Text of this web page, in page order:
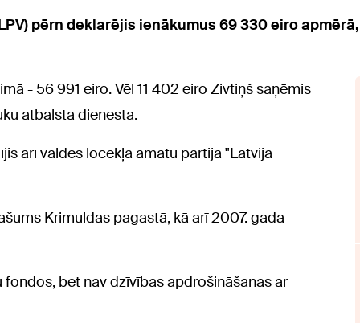
pērn deklarējis ienākumus 69 330 eiro
- 56 991 eiro. Vēl 11 402 eiro Zivtiņš saņēmis
atbalsta dienesta.
arī valdes locekļa amatu partijā "Latvija
Krimuldas pagastā, kā arī 2007. gada
bet nav dzīvības apdrošināšanas ar